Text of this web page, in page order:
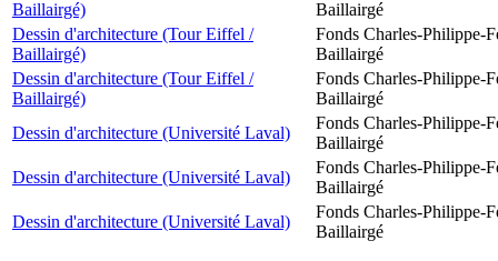
Baillairgé)
Baillairgé
Dessin d'architecture (Tour Eiffel /
Baillairgé)
Fonds Charles-Philippe-
Baillairgé
Dessin d'architecture (Tour Eiffel /
Baillairgé)
Fonds Charles-Philippe-
Baillairgé
Dessin d'architecture (Université Laval)
Fonds Charles-Philippe-
Baillairgé
Dessin d'architecture (Université Laval)
Fonds Charles-Philippe-
Baillairgé
Dessin d'architecture (Université Laval)
Fonds Charles-Philippe-
Baillairgé